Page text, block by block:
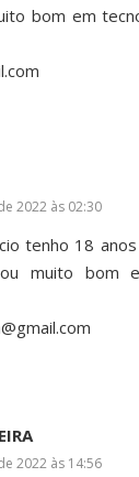
bom em
2022 às 02:30
tenho 18
muito bom
2022 às 14:56